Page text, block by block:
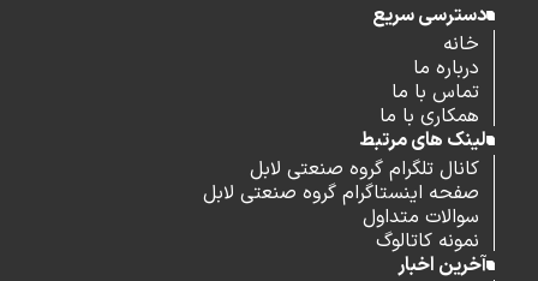
دسترسی سریع
خانه
درباره ما
تماس با ما
همکاری با ما
لینک های مرتبط
کانال تلگرام گروه صنعتی لابل
صفحه اینستاگرام گروه صنعتی لابل
سوالات متداول
نمونه کاتالوگ
آخرین اخبار